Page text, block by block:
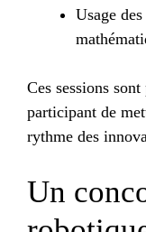
Usage
Ces sessions
participant de
rythme des
Un